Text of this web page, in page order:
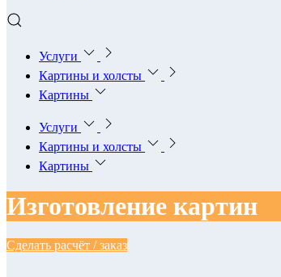
Услуги
Картины и холсты
Картины
Услуги
Картины и холсты
Картины
Изготовление картин
Сделать расчёт / заказ